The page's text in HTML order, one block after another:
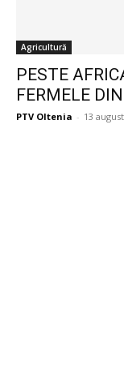
Agricultură
PESTE
FERMELE
PTV Oltenia - 13